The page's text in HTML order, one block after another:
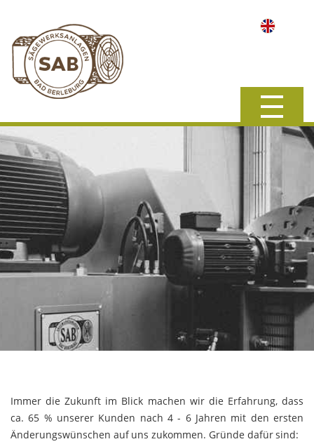
Immer die Zukunft im Blick machen wir die Erfahrung, dass
ca. 65 % unserer Kunden nach 4 - 6 Jahren mit den ersten
Änderungswünschen auf uns zukommen. Gründe dafür sind: